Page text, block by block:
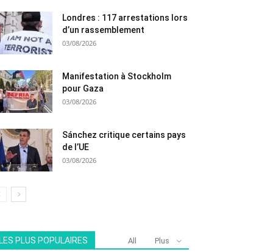
Londres : 117 arrestations lors
d’un rassemblement
03/08/2026
Manifestation à Stockholm
pour Gaza
03/08/2026
Sánchez critique certains pays
de l’UE
03/08/2026
LES PLUS POPULAIRES All Plus